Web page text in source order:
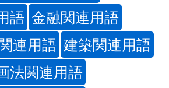
語 金融関連用語
連用語 建築関連用語
法関連用語